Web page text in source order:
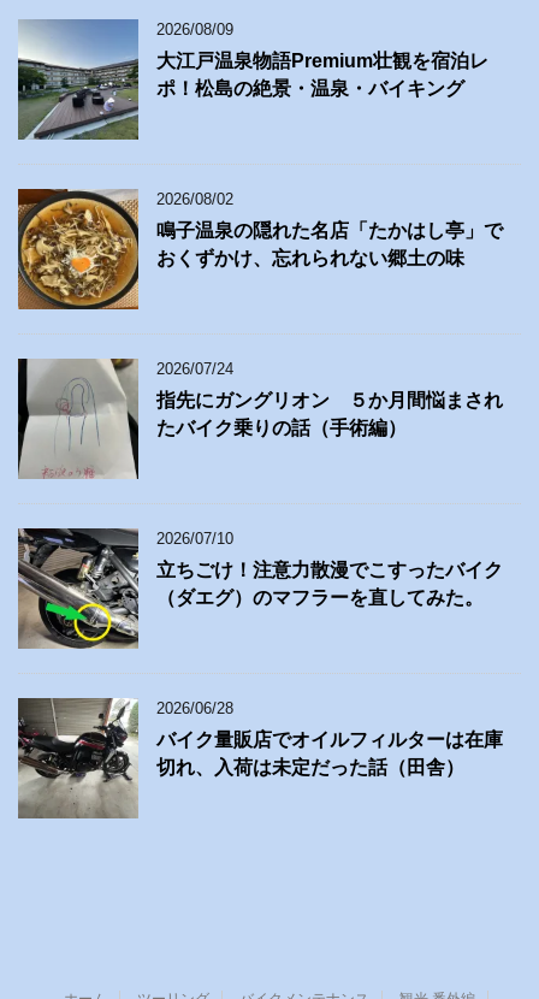
2026/08/09
大江戸温泉物語Premium壮観を宿泊レ
ポ！松島の絶景・温泉・バイキング
2026/08/02
鳴子温泉の隠れた名店「たかはし亭」で
おくずかけ、忘れられない郷土の味
2026/07/24
指先にガングリオン ５か月間悩まされ
たバイク乗りの話（手術編）
2026/07/10
立ちごけ！注意力散漫でこすったバイク
（ダエグ）のマフラーを直してみた。
2026/06/28
バイク量販店でオイルフィルターは在庫
切れ、入荷は未定だった話（田舎）